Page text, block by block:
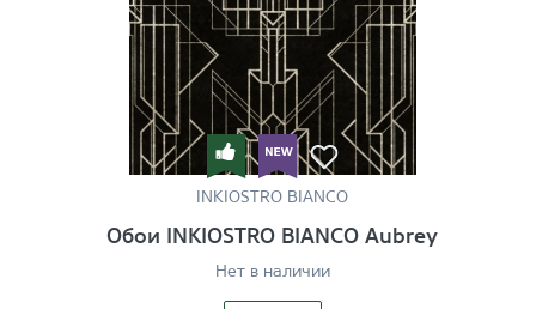
INKIOSTRO BIANCO
Обои INKIOSTRO BIANCO Aubrey
Нет в наличии